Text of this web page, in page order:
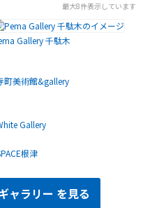
最大8件表示しています
Gallery 千駄木
町美術館&gallery
Gallery
根津
ャラリー を見る